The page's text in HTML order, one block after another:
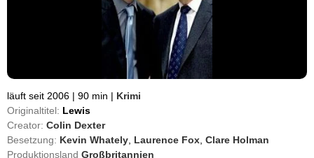
läuft seit 2006 | 90 min | Krimi
Originaltitel: Lewis
Creator: Colin Dexter
Besetzung: Kevin Whately Laurence Fox Clare Holman
Produktionsland Großbritannien